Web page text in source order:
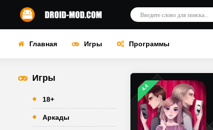
Главная Игры Программы
Игры
18+
Аркады
4.4